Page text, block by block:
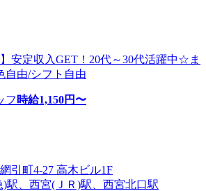
安定収入GET！20代～30代活躍中☆ま
自由/シフト自由
フ 時給1,150円〜
引町4-27 高木ビル1F
駅、西宮(ＪＲ)駅、西宮北口駅